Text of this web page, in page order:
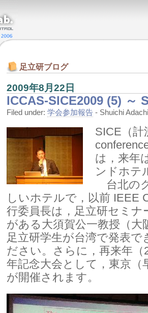
足立研ブログ
2009年8月22日
ICCAS-SICE2009 (5) ～
Filed under: 学会参加報告 - Shuichi
SICE（計
は，来年
ンドホテ
台北の
しいホテルで，以前 IEEE
行委員長は，足立研セミ
がある大須賀公一教授（
足立研学生が台湾で発表
ださい。さらに，再来年（
年記念大会として，東京（
が開催されます。